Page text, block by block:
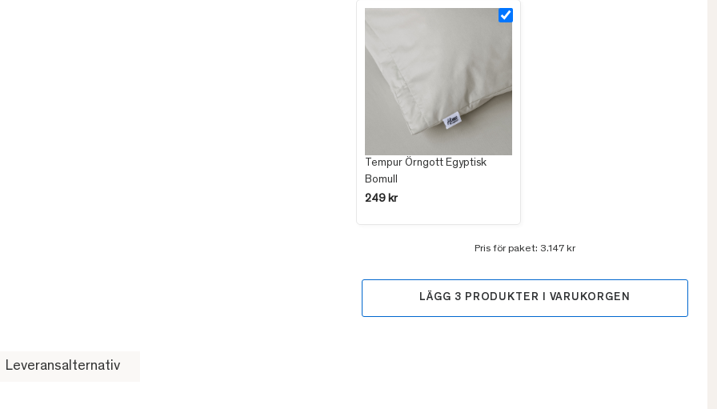
Tempur Örngott Egyptisk
Bomull
249 kr
Pris för paket: 3.147 kr
LÄGG 3 PRODUKTER I VARUKORGEN
Leveransalternativ